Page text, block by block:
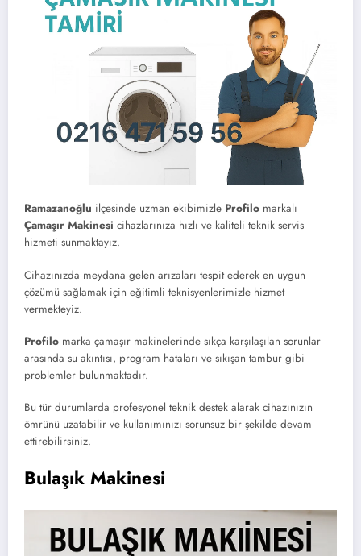
Ramazanoğlu ilçesinde uzman ekibimizle Profilo markalı
Çamaşır Makinesi cihazlarınıza hızlı ve kaliteli teknik servis
hizmeti sunmaktayız.
Cihazınızda meydana gelen arızaları tespit ederek en uygun
çözümü sağlamak için eğitimli teknisyenlerimizle hizmet
vermekteyiz.
Profilo marka çamaşır makinelerinde sıkça karşılaşılan sorunlar
arasında su akıntısı, program hataları ve sıkışan tambur gibi
problemler bulunmaktadır.
Bu tür durumlarda profesyonel teknik destek alarak cihazınızın
ömrünü uzatabilir ve kullanımınızı sorunsuz bir şekilde devam
ettirebilirsiniz.
Bulaşık Makinesi